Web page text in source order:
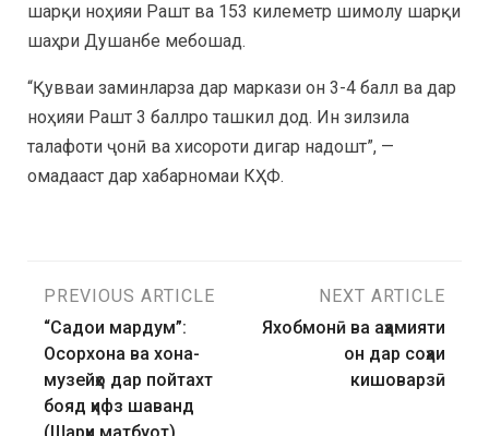
шарқи ноҳияи Рашт ва 153 килеметр шимолу шарқи
шаҳри Душанбе мебошад.
“Қувваи заминларза дар маркази он 3-4 балл ва дар
ноҳияи Рашт 3 баллро ташкил дод. Ин зилзила
талафоти ҷонӣ ва хисороти дигар надошт”, —
омадааст дар хабарномаи КҲФ.
PREVIOUS ARTICLE
“Садои мардум”:
Осорхона ва хона-
музейҳо дар пойтахт
бояд ҳифз шаванд
NEXT ARTICLE
Яхобмонӣ ва аҳамияти
он дар соҳаи
кишоварзӣ